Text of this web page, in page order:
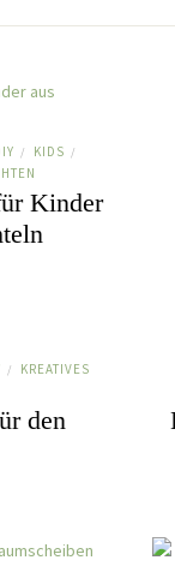
/ KIDS /
Kinder
/
KREATIVES
den